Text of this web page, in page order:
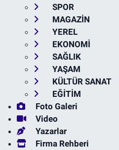
SPOR
MAGAZİN
YEREL
EKONOMİ
SAĞLIK
YAŞAM
KÜLTÜR SANAT
EĞİTİM
Foto Galeri
Video
Yazarlar
Firma Rehberi